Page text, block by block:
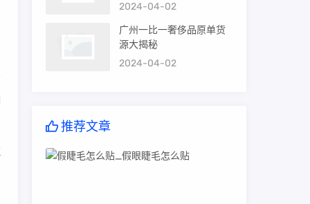
2024-04-02
广州一比一奢侈品原单货
源大揭秘
2024-04-02
推荐文章